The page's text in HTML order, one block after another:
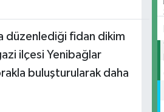
düzenlediği fidan dikim
ilçesi Yenibağlar
buluşturularak daha